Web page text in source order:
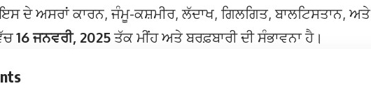
ਦੇ ਅਸਰਾਂ ਕਾਰਨ, ਜੰਮੂ-ਕਸ਼ਮੀਰ, ਲੱਦਾਖ, ਗਿਲਗਿਤ, ਬਾਲਟਿਸਤਾਨ, ਅਤੇ
16 ਜਨਵਰੀ, 2025ਤੱਕ ਮੀਂਹ ਅਤੇ ਬਰਫ਼ਬਾਰੀ ਦੀ ਸੰਭਾਵਨਾ ਹੈ।